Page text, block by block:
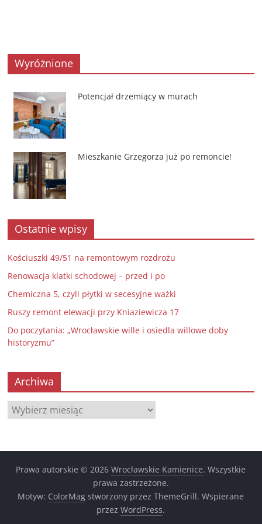
Wyróżnione
Potencjał drzemiący w murach
Mieszkanie Grzegorza już po remoncie!
Ostatnie wpisy
Kościuszki 49/51 na remontowym rozdrożu
Renowacja klatki schodowej – przed i po
Chemiczna 5, czyli płytki w secesyjne ważki
Ruszy remont elewacji przy Kniaziewicza 17
Do poczytania: „Wrocławskie wille i osiedla willowe doby
historyzmu”
Archiwa
Archiwa
Prawa autorskie © 2026Wrocławskie Kamienice. Wszystkie
prawa zastrzeżone.
Motyw: ColorMag stworzony przez ThemeGrill. Wspierane
przezWordPress.